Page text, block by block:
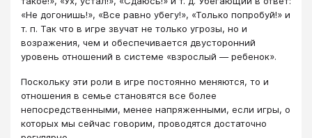
«Не догонишь!», «Все равно убегу!», «Только попробуй!» и
т. п. Так что в игре звучат не только угрозы, но и
возражения, чем и обеспечивается двусторонний
уровень отношений в системе «взрослый — ребенок».
Поскольку эти роли в игре постоянно меняются, то и
отношения в семье становятся все более
непосредственными, менее напряженными, если игры, о
которых мы сейчас говорим, проводятся достаточно